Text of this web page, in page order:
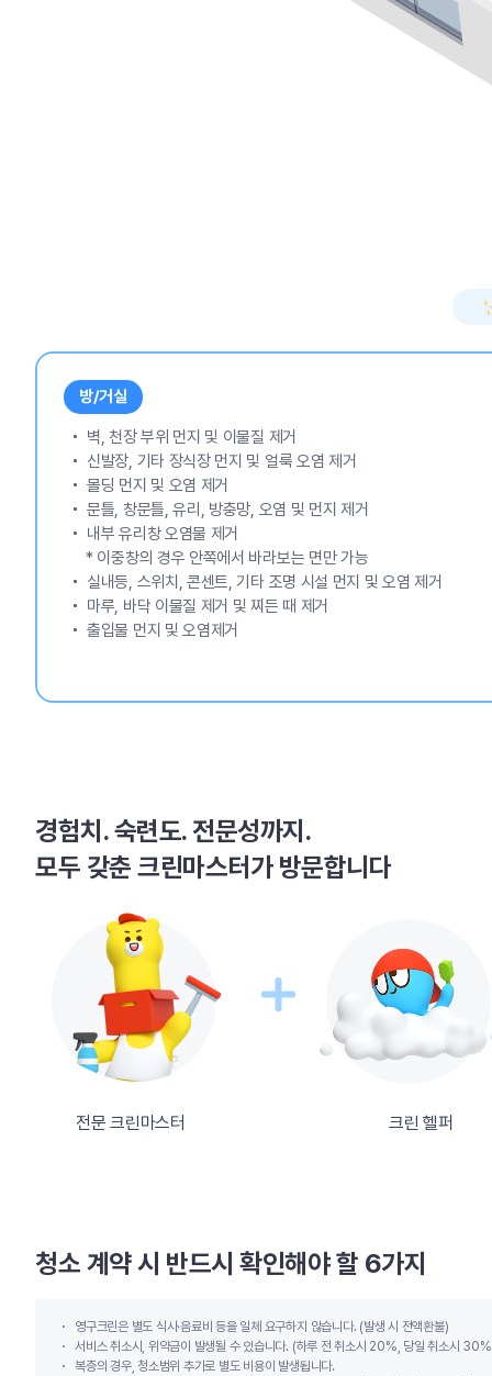
방/거실
벽, 천장 부위 먼지 및 이물질 제거
신발장, 기타 장식장 먼지 및 얼룩 오염 제거
몰딩 먼지 및 오염 제거
문틀, 창문틀, 유리, 방충망, 오염 및 먼지 제거
내부 유리창 오염물 제거
* 이중창의 경우 안쪽에서 바라보는 면만 가능
실내등, 스위치, 콘센트, 기타 조명 시설 먼지 및 오염 제거
마루, 바닥 이물질 제거 및 찌든 때 제거
출입물 먼지 및 오염제거
경험치. 숙련도. 전문성까지.
모두 갖춘 크린마스터가 방문합니다
전문 크린마스터 크린 헬퍼
청소 계약 시 반드시 확인해야 할 6가지
영구크린은 별도 식사∙음료비 등을 일체 요구하지 않습니다. (발생 시 전액환불)
서비스 취소시, 위약금이 발생될 수 있습니다. (하루 전 취소시 20%, 당일 취소시
복층의 경우, 청소범위 추가로 별도 비용이 발생됩니다.